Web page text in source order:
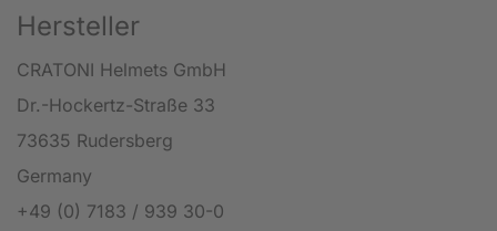
Hersteller
CRATONI Helmets GmbH
Dr.-Hockertz-Straße 33
73635 Rudersberg
Germany
+49 (0) 7183 / 939 30-0